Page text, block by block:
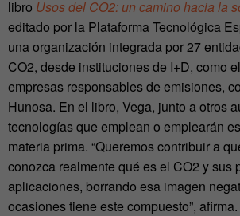
libro Usos del CO2: un camino hacia la
editado por la Plataforma Tecnológica
una organización integrada por 27
CO2, desde instituciones de I+D, como
empresas responsables de emisiones,
Hunosa. En el libro, Vega, junto a otros
tecnologías que emplean o emplearán
materia prima. “Queremos contribuir a
conozca realmente qué es el CO2 y sus
aplicaciones, borrando esa imagen
ocasiones tiene este compuesto”, afirma.